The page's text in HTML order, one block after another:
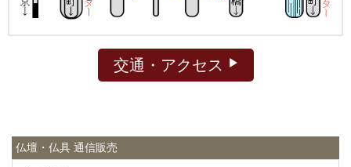
交通・アクセス
仏壇・仏具 通信販売